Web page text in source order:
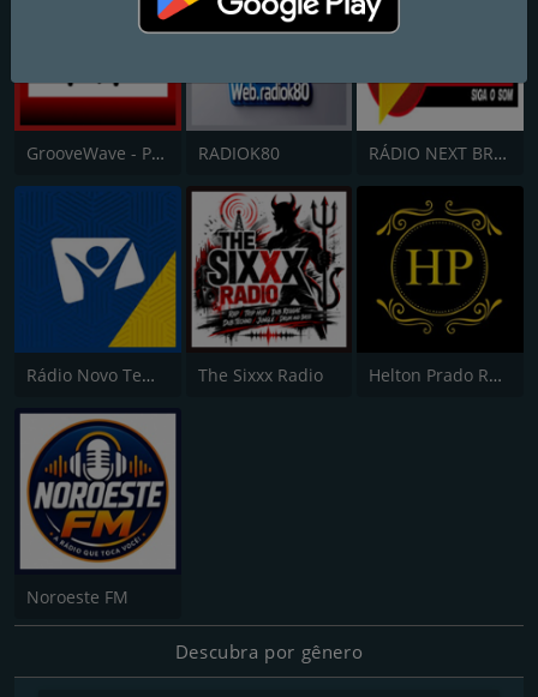
GrooveWave - Pop RADIOK80 RÁDIO NEXT BRASIL
Rádio Novo Tempo - São José do Rio Preto The Sixxx Radio Helton Prado Rádio e Beleza
Noroeste FM
Descubra por gênero